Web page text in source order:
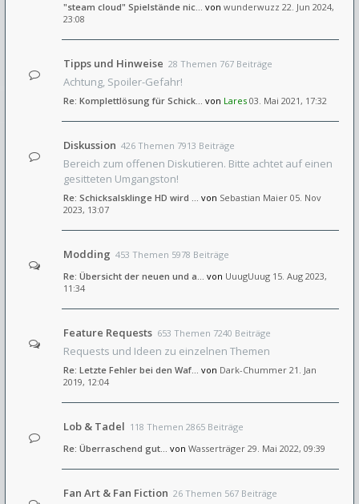
"steam cloud" Spielstände nic… von wunderwuzz 22. Jun 2024,
23:08
Tipps und Hinweise 28 Themen 767 Beiträge
Achtung, Spoiler-Gefahr!
Re: Komplettlösung für Schick… von Lares 03. Mai 2021, 17:32
Diskussion 426 Themen 7913 Beiträge
Bereich zum offenen Diskutieren. Bitte achtet auf einen
gesitteten Umgangston!
Re: Schicksalsklinge HD wird … von Sebastian Maier 05. Nov
2023, 13:07
Modding 453 Themen 5978 Beiträge
Re: Übersicht der neuen und a… von UuugUuug 15. Aug 2023,
11:34
Feature Requests 653 Themen 7240 Beiträge
Requests und Ideen zu einzelnen Themen
Re: Letzte Fehler bei den Waf… von Dark-Chummer 21. Jan
2019, 12:04
Lob & Tadel 118 Themen 2865 Beiträge
Re: Überraschend gut... von Wasserträger 29. Mai 2022, 09:39
Fan Art & Fan Fiction 26 Themen 567 Beiträge